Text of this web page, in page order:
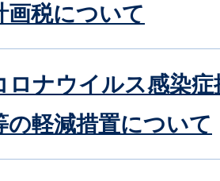
画税について
ロナウイルス感染
の軽減措置について